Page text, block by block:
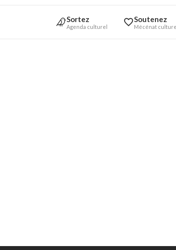
Sortez
Agenda culturel
Soutenez
Mécénat